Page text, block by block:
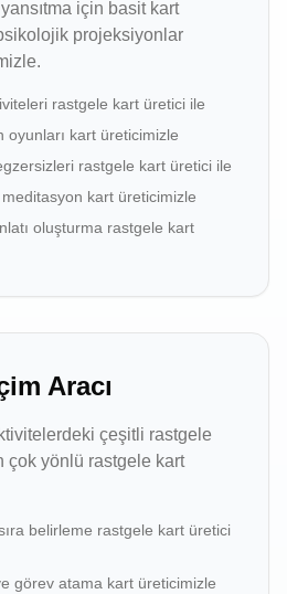
için basit kart
projeksiyonlar
rastgele kart üretici ile
oyunları kart üreticimizle
rastgele kart üretici ile
kart üreticimizle
oluşturma rastgele kart
Aracı
çeşitli rastgele
çok yönlü rastgele kart
belirleme rastgele kart üretici
görev atama kart üreticimizle